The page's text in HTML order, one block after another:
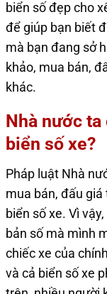
biển số đẹp cho
để giúp bạn biết
mà bạn đang sở
khảo, mua bán,
khác.
Nhà nước ta
biển số xe?
Pháp luật Nhà
mua bán, đấu
biển số xe. Vì
bản số mà mình
chiếc xe của
và cả biển số xe